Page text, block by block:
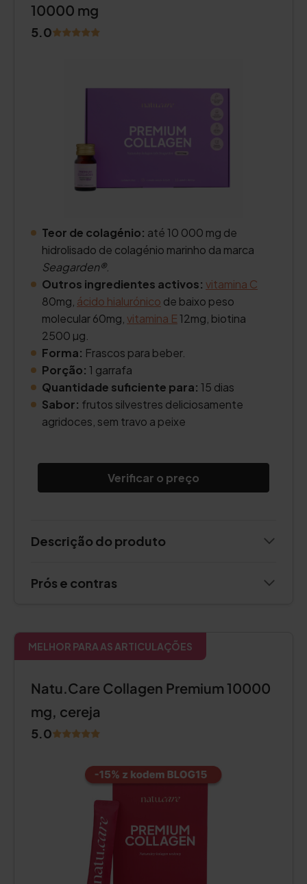
10000 mg
5.0
Teor de colagénio: até 10 000 mg de
hidrolisado de colagénio marinho da marca
Seagarden®.
Outros ingredientes activos: vitamina C
80mg, ácido hialurónico de baixo peso
molecular 60mg, vitamina E12mg, biotina
2500 µg.
Forma: Frascos para beber.
Porção: 1 garrafa
Quantidade suficiente para: 15 dias
Sabor: frutos silvestres deliciosamente
agridoces, sem travo a peixe
Verificar o preço
Descrição do produto
Prós e contras
MELHOR PARA AS ARTICULAÇÕES
Natu.Care Collagen Premium 10000
mg, cereja
5.0